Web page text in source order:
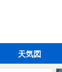
天気図